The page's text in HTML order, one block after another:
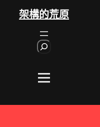
架構的荒原